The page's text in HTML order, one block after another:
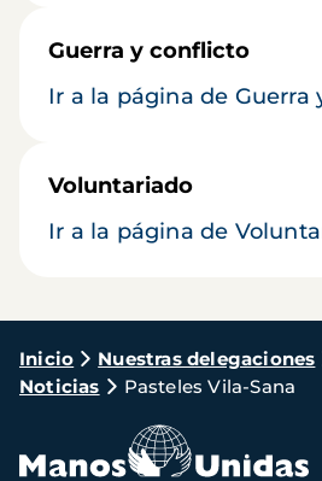
Guerra y conflicto
Ir a la página de Guerra
Voluntariado
Ir a la página de
Ruta
de
navegación
Inicio Nuestras delegaciones
Noticias
Pasteles Vila-Sana